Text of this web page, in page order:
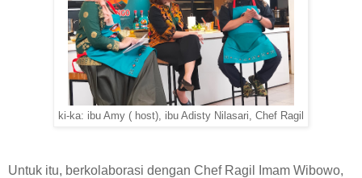
ki-ka: ibu Amy ( host), ibu Adisty Nilasari, Chef Ragil
Untuk itu, berkolaborasi dengan Chef Ragil Imam Wibowo,